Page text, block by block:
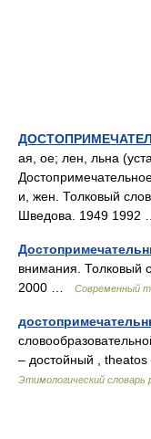
ая, ое; лен, льна
и, жен. Толковый
Шведова. 1949
внимания. Толковый
2000 …
Современный
– достойный ,
Этимологический словарь